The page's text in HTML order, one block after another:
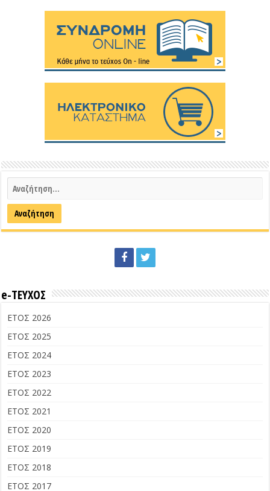
e-ΤΕΥΧΟΣ
ΕΤΟΣ 2026
ΕΤΟΣ 2025
ΕΤΟΣ 2024
ΕΤΟΣ 2023
ΕΤΟΣ 2022
ΕΤΟΣ 2021
ΕΤΟΣ 2020
ΕΤΟΣ 2019
ΕΤΟΣ 2018
ΕΤΟΣ 2017